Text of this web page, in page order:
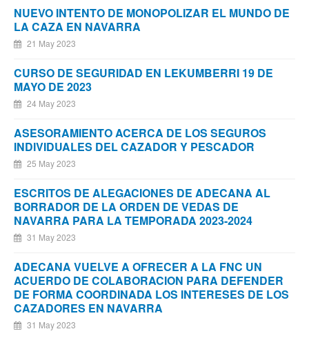
NUEVO INTENTO DE MONOPOLIZAR EL MUNDO DE
LA CAZA EN NAVARRA
21 May 2023
CURSO DE SEGURIDAD EN LEKUMBERRI 19 DE
MAYO DE 2023
24 May 2023
ASESORAMIENTO ACERCA DE LOS SEGUROS
INDIVIDUALES DEL CAZADOR Y PESCADOR
25 May 2023
ESCRITOS DE ALEGACIONES DE ADECANA AL
BORRADOR DE LA ORDEN DE VEDAS DE
NAVARRA PARA LA TEMPORADA 2023-2024
31 May 2023
ADECANA VUELVE A OFRECER A LA FNC UN
ACUERDO DE COLABORACION PARA DEFENDER
DE FORMA COORDINADA LOS INTERESES DE LOS
CAZADORES EN NAVARRA
31 May 2023